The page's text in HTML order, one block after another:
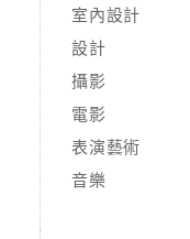
室內設計
設計
攝影
電影
表演藝術
音樂